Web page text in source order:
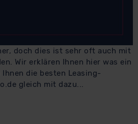
doch dies ist sehr oft auch mit
Wir erklären Ihnen hier was ein
die besten Leasing-
gleich mit dazu...